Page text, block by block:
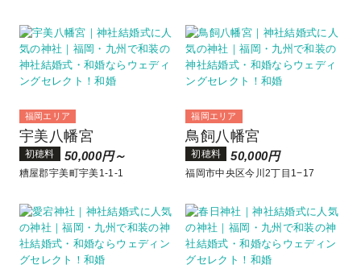
福岡エリア
宇美八幡宮
初穂料 50,000円～
糟屋郡宇美町宇美1-1-1
福岡エリア
鳥飼八幡宮
初穂料 50,000円
福岡市中央区今川2丁目1−17